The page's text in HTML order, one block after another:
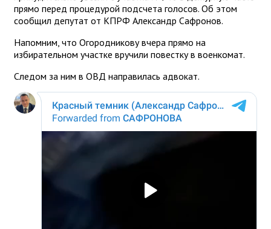
прямо перед процедурой подсчета голосов. Об этом
сообщил депутат от КПРФ Александр Сафронов.
Напомним, что Огородникову вчера прямо на
избирательном участке вручили повестку в военкомат.
Следом за ним в ОВД направилась адвокат.